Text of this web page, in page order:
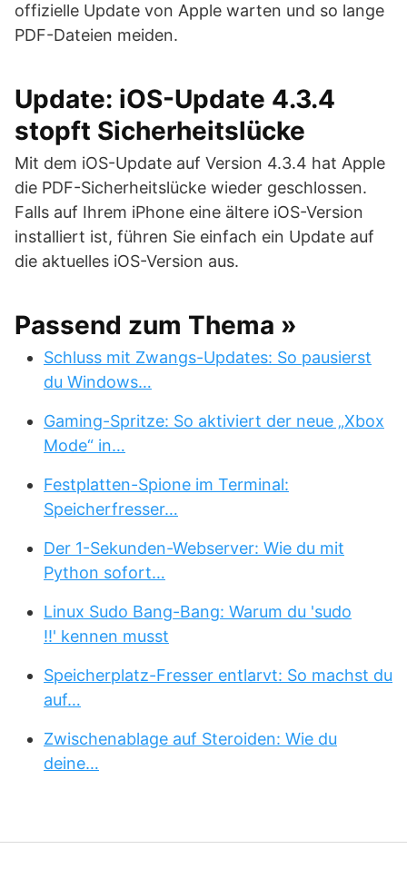
offizielle Update von Apple warten und so lange
PDF-Dateien meiden.
Update: iOS-Update 4.3.4
stopft Sicherheitslücke
Mit dem iOS-Update auf Version 4.3.4 hat Apple
die PDF-Sicherheitslücke wieder geschlossen.
Falls auf Ihrem iPhone eine ältere iOS-Version
installiert ist, führen Sie einfach ein Update auf
die aktuelles iOS-Version aus.
Passend zum Thema »
Schluss mit Zwangs-Updates: So pausierst
du Windows…
Gaming-Spritze: So aktiviert der neue „Xbox
Mode“ in…
Festplatten-Spione im Terminal:
Speicherfresser…
Der 1-Sekunden-Webserver: Wie du mit
Python sofort…
Linux Sudo Bang-Bang: Warum du 'sudo
!!' kennen musst
Speicherplatz-Fresser entlarvt: So machst du
auf…
Zwischenablage auf Steroiden: Wie du
deine…